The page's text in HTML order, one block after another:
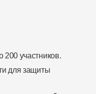
участников.
для защиты